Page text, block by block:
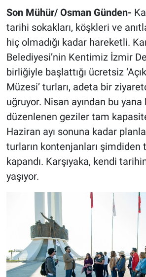
Son Mühür/ Osman Günden-
tarihi sokakları, köşkleri ve
hiç olmadığı kadar hareketli.
Belediyesi’nin Kentimiz İzmir
birliğiyle başlattığı ücretsiz
Müzesi’ turları, adeta bir
uğruyor. Nisan ayından bu
düzenlenen geziler tam
Haziran ayı sonuna kadar
turların kontenjanları şimdiden
kapandı. Karşıyaka, kendi
yaşıyor.